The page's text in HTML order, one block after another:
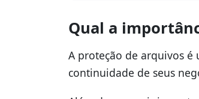
Qual a
A proteção de arquivos é
continuidade de seus